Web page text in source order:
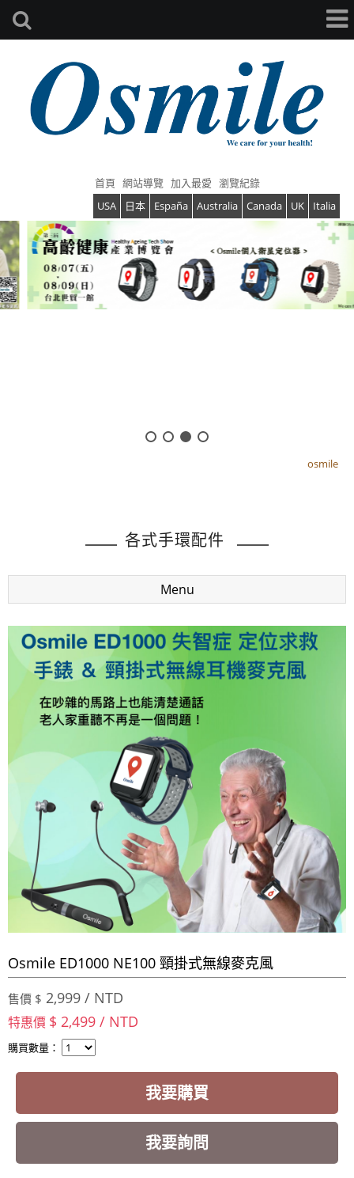
首頁 網站導覽 加入最愛
USA
日本 España Australia Canada UK Italia
瀏覽紀錄
osmile
各式手環配件
Menu
Osmile ED1000 NE100 頸掛式無線麥克風
售價 $ 2,999 / NTD
特惠價 $ 2,499 / NTD
購買數量：
我要購買
我要詢問